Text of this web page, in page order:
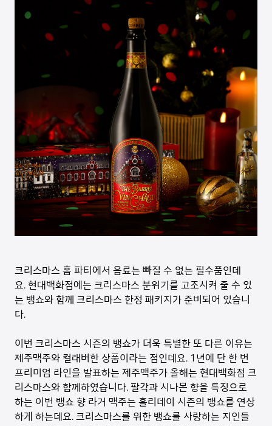
크리스마스 홈 파티에서 음료는 빠질 수 없는 필수품인데
요. 현대백화점에는 크리스마스 분위기를 고조시켜 줄 수 있
는 뱅쇼와 함께 크리스마스 한정 패키지가 준비되어 있습니
다.
이번 크리스마스 시즌의 뱅쇼가 더욱 특별한 또 다른 이유는
제주맥주와 컬래버한 상품이라는 점인데요. 1년에 단 한 번
프리미엄 라인을 발표하는 제주맥주가 올해는 현대백화점 크
리스마스와 함께하였습니다. 팔각과 시나몬 향을 특징으로
하는 이번 뱅쇼 향 라거 맥주는 홀리데이 시즌의 뱅쇼를 연상
하게 하는데요. 크리스마스를 위한 뱅쇼를 사랑하는 지인들